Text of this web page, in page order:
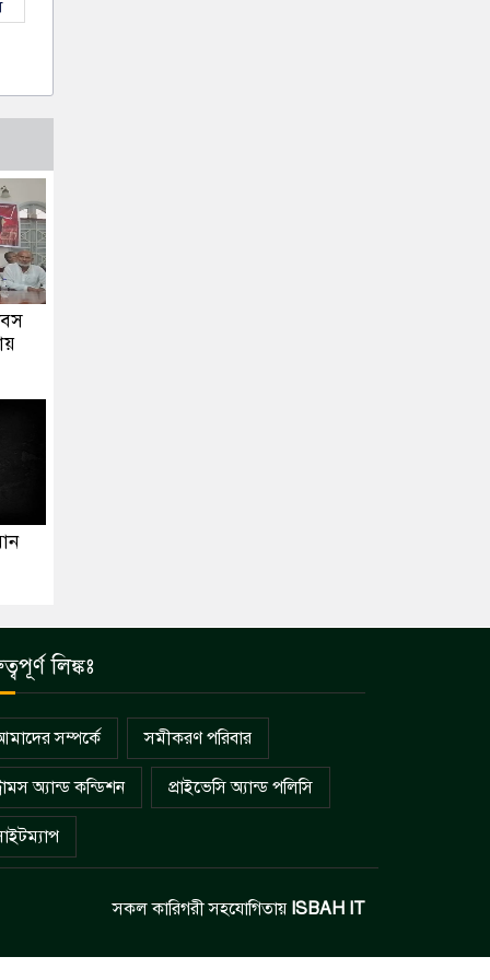
লিঙ্কঃ
সম্পর্কে সমীকরণ পরিবার
অ্যান্ড কন্ডিশন প্রাইভেসি অ্যান্ড পলিসি
সকল কারিগরী সহযোগিতায় ISBAH IT